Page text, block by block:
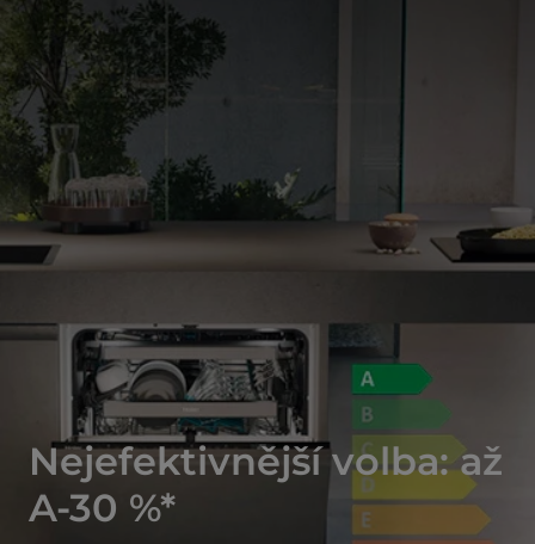
Nejefektivnější volba: až
A-30 %*